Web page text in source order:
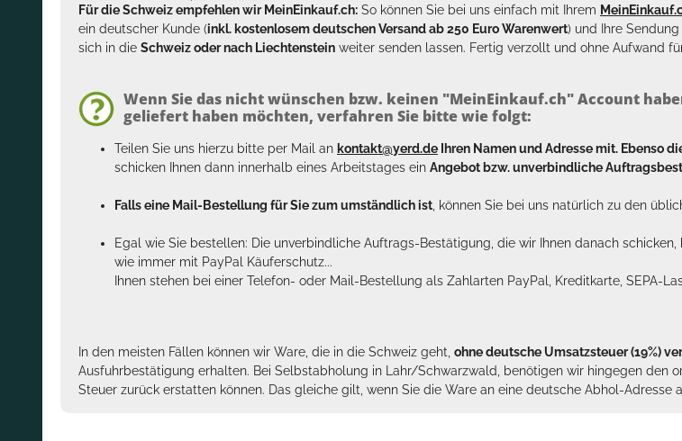
Für die Schweiz empfehlen wir MeinEinkauf.ch: So können Sie bei uns einfach mit Ihrem
ein deutscher Kunde (inkl. kostenlosem deutschen Versand ab 250 Euro Warenwert) und Ihre
sich in die Schweiz oder nach Liechtenstein weiter senden lassen. Fertig verzollt und ohne Aufwand
Wenn Sie das nicht wünschen bzw. keinen "MeinEinkauf.ch" Account
geliefert haben möchten, verfahren Sie bitte wie folgt:
Teilen Sie uns hierzu bitte per Mail an kontakt@yerd.de Ihren Namen und Adresse mit. Ebenso
schicken Ihnen dann innerhalb eines Arbeitstages ein Angebot bzw. unverbindliche
Falls eine Mail-Bestellung für Sie zum umständlich ist , können Sie bei uns natürlich zu den
Egal wie Sie bestellen: Die unverbindliche Auftrags-Bestätigung, die wir Ihnen danach
wie immer mit PayPal Käuferschutz...
Ihnen stehen bei einer Telefon- oder Mail-Bestellung als Zahlarten PayPal, Kreditkarte, SEPA-
In den meisten Fällen können wir Ware, die in die Schweiz geht, ohne deutsche Umsatzsteuer (19%)
Ausfuhrbestätigung erhalten. Bei Selbstabholung in Lahr/Schwarzwald, benötigen wir hingegen den
Steuer zurück erstatten können. Das gleiche gilt, wenn Sie die Ware an eine deutsche Abhol-Adresse